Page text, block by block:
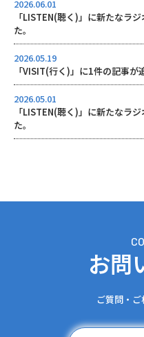
2026.06.01
「LISTEN(聴く)」に新たなラ
た。
2026.05.19
「VISIT(行く)」に1件の記事が
2026.05.01
「LISTEN(聴く)」に新たなラ
た。
CO
お問
ご質問‧ご